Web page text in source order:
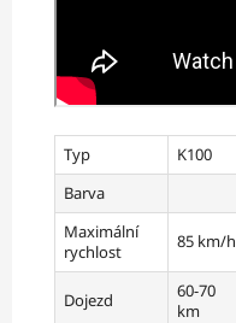
Typ K100
Barva
Maximální
rychlost
85 km/h
Dojezd
60-70
km